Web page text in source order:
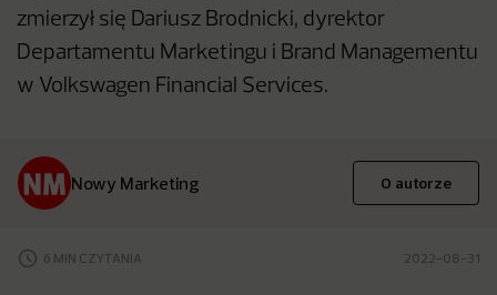
zmierzył się Dariusz Brodnicki, dyrektor
Departamentu Marketingu i Brand Managementu
w Volkswagen Financial Services.
Nowy Marketing O autorze
6 MIN CZYTANIA 2022-08-31